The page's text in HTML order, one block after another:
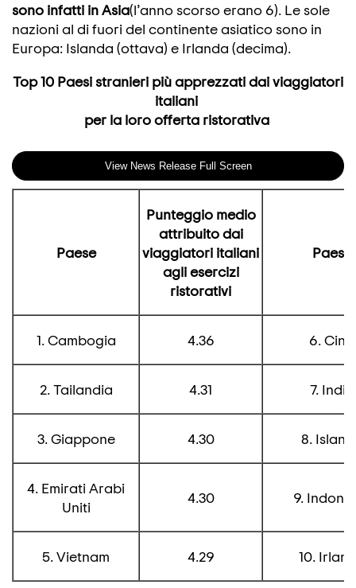
sono infatti in Asia(l’anno scorso erano 6). Le sole
nazioni al di fuori del continente asiatico sono in
Europa: Islanda (ottava) e Irlanda (decima).
Top 10 Paesi stranieri più apprezzati dai viaggiatori
italiani
per la loro offerta ristorativa
View News Release Full Screen
Paese
Punteggio medio
attribuito dai
viaggiatori italiani
agli esercizi
ristorativi
Paese
1. Cambogia 4.36 6. Cina
2. Tailandia 4.31 7. India
3. Giappone 4.30 8.
4. Emirati Arabi
Uniti
4.30 9.
5. Vietnam 4.29 10.